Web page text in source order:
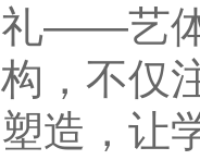
礼——艺体
构，不仅
塑造，让